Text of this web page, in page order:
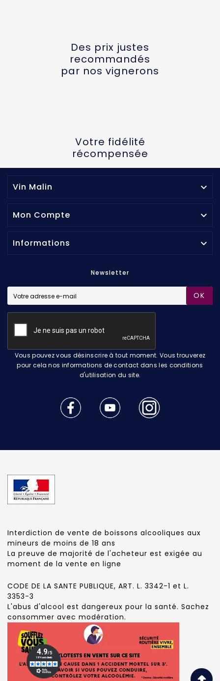
Des prix justes
recommandés
par nos vignerons
Votre fidélité
récompensée
Vin Malin 
Mon Compte 
Informations 
Newsletter
OK
Vous pouvez vous désinscrire à tout moment. Vous trouverez
pour cela nos informations de contact dans les conditions
d'utilisation du site.
Interdiction de vente de boissons alcooliques aux
mineurs de moins de 18 ans
La preuve de majorité de l'acheteur est exigée au
moment de la vente en ligne
CODE DE LA SANTE PUBLIQUE, ART. L. 3342-1 et L.
3353-3
L'abus d'alcool est dangereux pour la santé. Sachez
consommer avec modération.